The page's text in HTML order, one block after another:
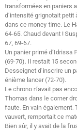
transformées en paniers
d’intensité grignotait petit
dans ce money-time. Le
64-65. Chaud devant !
67, 69-67.
Un panier primé d’Idrissa
(69-70). Il restait 15
Desseignet d’inscrire un
énième lancer (72-70).
Le chrono n’avait pas
Thomas dans le corner
faute. En vain également.
vauvert, remportait ce
Bien sûr, il y avait de la